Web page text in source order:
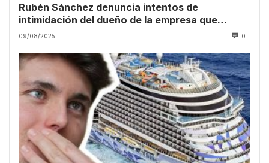
Rubén Sánchez denuncia intentos de
intimidación del dueño de la empresa que
promocionó Vito Quiles
09/08/2025 0